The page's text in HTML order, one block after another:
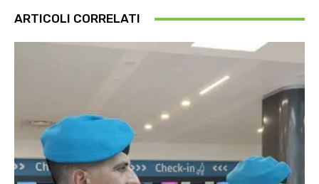
ARTICOLI CORRELATI